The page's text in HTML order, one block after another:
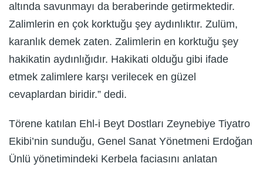
altında savunmayı da beraberinde getirmektedir.
Zalimlerin en çok korktuğu şey aydınlıktır. Zulüm,
karanlık demek zaten. Zalimlerin en korktuğu şey
hakikatin aydınlığıdır. Hakikati olduğu gibi ifade
etmek zalimlere karşı verilecek en güzel
cevaplardan biridir.” dedi.
Törene katılan Ehl-i Beyt Dostları Zeynebiye Tiyatro
Ekibi’nin sunduğu, Genel Sanat Yönetmeni Erdoğan
Ünlü yönetimindeki Kerbela faciasını anlatan